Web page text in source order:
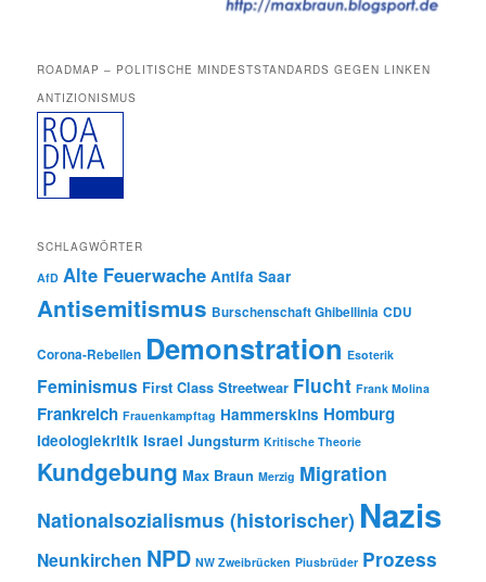
ROADMAP – POLITISCHE MINDESTSTANDARDS GEGEN LINKEN
ANTIZIONISMUS
SCHLAGWÖRTER
AfD Alte Feuerwache Antifa Saar
Antisemitismus Burschenschaft Ghibellinia CDU
Corona-Rebellen Demonstration Esoterik
Feminismus First Class Streetwear Flucht Frank Molina
Frankreich Frauenkampftag Hammerskins Homburg
Ideologiekritik Israel Jungsturm Kritische Theorie
Kundgebung Max Braun Merzig Migration
Nationalsozialismus (historischer) Nazis
Neunkirchen NPD NW Zweibrücken Piusbrüder Prozess